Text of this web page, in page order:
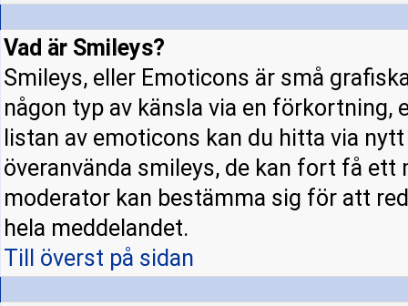
Vad är Smileys?
Smileys, eller Emoticons är små
någon typ av känsla via en förkortning,
listan av emoticons kan du hitta via
överanvända smileys, de kan fort få
moderator kan bestämma sig för att
hela meddelandet.
Till överst på sidan